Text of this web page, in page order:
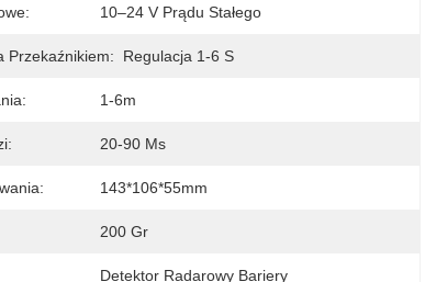
10–24 V Prądu Stałego
Przekaźnikiem: Regulacja 1-6 S
1-6m
20-90 Ms
143*106*55mm
200 Gr
Detektor Radarowy Bariery